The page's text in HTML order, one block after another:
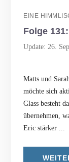
EINE
Folge
Update: 26.
Matts und
möchte sich
Glass besteht
übernehmen,
Eric stärker ...